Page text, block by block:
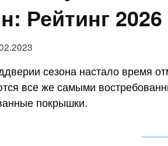
Рейтинг 2026
сезона настало время
все же самыми
покрышки.